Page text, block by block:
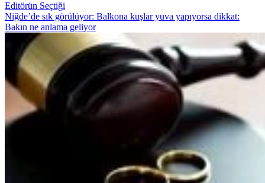
Editörün Seçtiği
Niğde’de sık görülüyor: Balkona kuşlar yuva yapıyorsa dikkat:
Bakın ne anlama geliyor